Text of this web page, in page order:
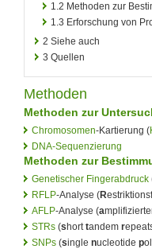
1.2 Methoden zur
1.3 Erforschung von
2 Siehe auch
3 Quellen
Methoden
Methoden zur
Chromosomen-Kartierung (
DNA-Sequenzierung
Methoden zur
Genetischer Fingerabdruck
RFLP-Analyse (Restriktions
AFLP-Analyse (a
STRs (s horttandem r
SNPs (single nucleotide p